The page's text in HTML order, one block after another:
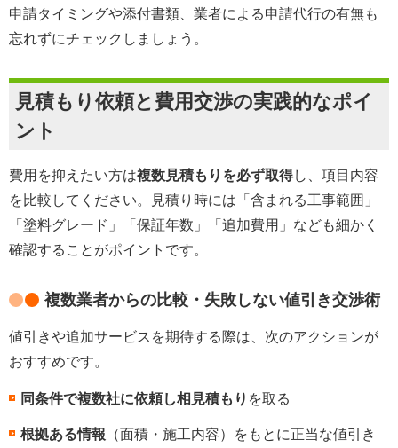
申請タイミングや添付書類、業者による申請代行の有無も
忘れずにチェックしましょう。
見積もり依頼と費用交渉の実践的なポイ
ント
費用を抑えたい方は複数見積もりを必ず取得し、項目内容
を比較してください。見積り時には「含まれる工事範囲」
「塗料グレード」「保証年数」「追加費用」なども細かく
確認することがポイントです。
複数業者からの比較・失敗しない値引き交渉術
値引きや追加サービスを期待する際は、次のアクションが
おすすめです。
同条件で複数社に依頼し相見積もり を取る
根拠ある情報 （面積・施工内容）をもとに正当な値引き